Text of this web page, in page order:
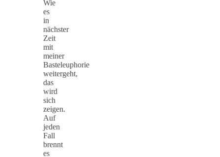
Wie
es
in
nächster
Zeit
mit
meiner
Basteleuphorie
weitergeht,
das
wird
sich
zeigen.
Auf
jeden
Fall
brennt
es